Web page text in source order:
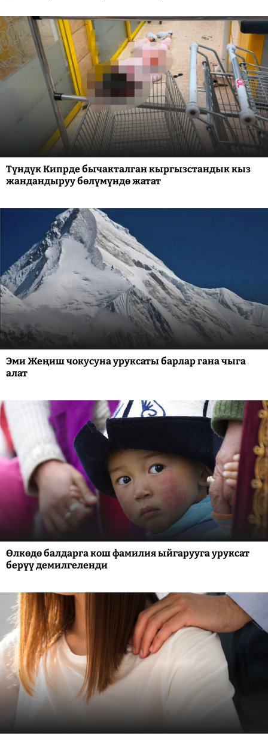
Түндүк Кипрде бычакталган кыргызстандык кыз
жандандыруу бөлүмүндө жатат
Эми Жеңиш чокусуна уруксаты барлар гана чыга
алат
Өлкөдө балдарга кош фамилия ыйгарууга уруксат
берүү демилгеленди